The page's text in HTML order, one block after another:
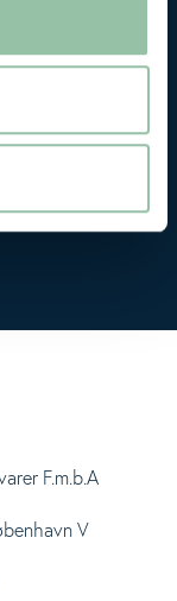
end
kan
F.m.b.A
V